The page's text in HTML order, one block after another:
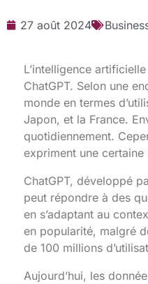
27 août 2024
L’intelligence
ChatGPT. Selon une
monde en termes
Japon, et la France.
quotidiennement.
expriment une
ChatGPT, développé
peut répondre à des
en s’adaptant au
en popularité, malgré
de 100 millions
Aujourd’hui, les